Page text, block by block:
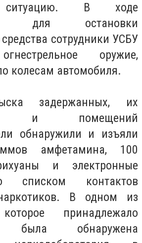
ситуацию. В ходе
для остановки
сотрудники УСБУ
оружие,
колесам автомобиля.
задержанных, их
и помещений
обнаружили и изъяли
амфетамина, 100
и электронные
списком контактов
В одном из
принадлежало
была обнаружена